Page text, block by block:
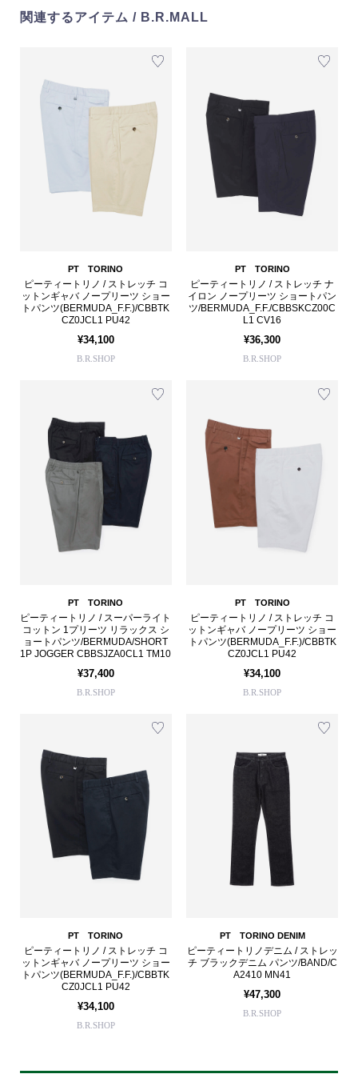
関連するアイテム / B.R.MALL
PT TORINO
ピーティートリノ / ストレッチ コ
ットンギャバ ノープリーツ ショー
トパンツ(BERMUDA_F.F.)/CBBTK
CZ0JCL1 PU42
¥34,100
B.R.SHOP
PT TORINO
ピーティートリノ / ストレッチ ナ
イロン ノープリーツ ショートパン
ツ/BERMUDA_F.F./CBBSKCZ00C
L1 CV16
¥36,300
B.R.SHOP
PT TORINO
ピーティートリノ / スーパーライト
コットン 1プリーツ リラックス シ
ョートパンツ/BERMUDA/SHORT
1P JOGGER CBBSJZA0CL1 TM10
¥37,400
B.R.SHOP
PT TORINO
ピーティートリノ / ストレッチ コ
ットンギャバ ノープリーツ ショー
トパンツ(BERMUDA_F.F.)/CBBTK
CZ0JCL1 PU42
¥34,100
B.R.SHOP
PT TORINO
ピーティートリノ / ストレッチ コ
ットンギャバ ノープリーツ ショー
トパンツ(BERMUDA_F.F.)/CBBTK
CZ0JCL1 PU42
¥34,100
B.R.SHOP
PT TORINO DENIM
ピーティートリノデニム / ストレッ
チ ブラックデニム パンツ/BAND/C
A2410 MN41
¥47,300
B.R.SHOP